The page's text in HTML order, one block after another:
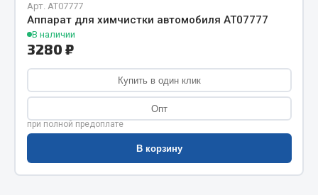
Адаптеры и переходники
Тройники
Трубки, муфты, гайки
Угольники
Весь раздел
Арт. AT07777
Аппарат для химчистки автомобиля AT07777
В наличии
3280 ₽
Купить в один клик
Опт
при полной предоплате
В корзину